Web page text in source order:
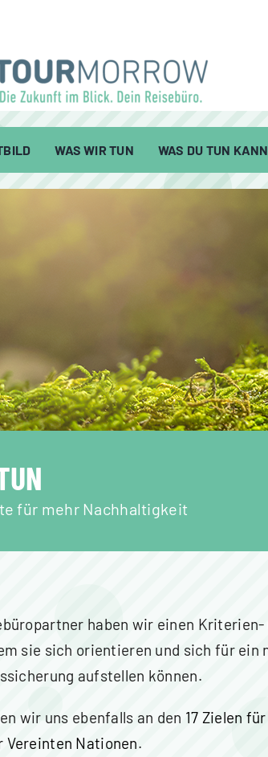
WAS WIR TUN WAS DU TUN
für mehr Nachhaltigkeit
haben wir einen
sie sich orientieren und sich für
aufstellen können.
wir uns ebenfalls an den 17 Zielen
Vereinten Nationen.